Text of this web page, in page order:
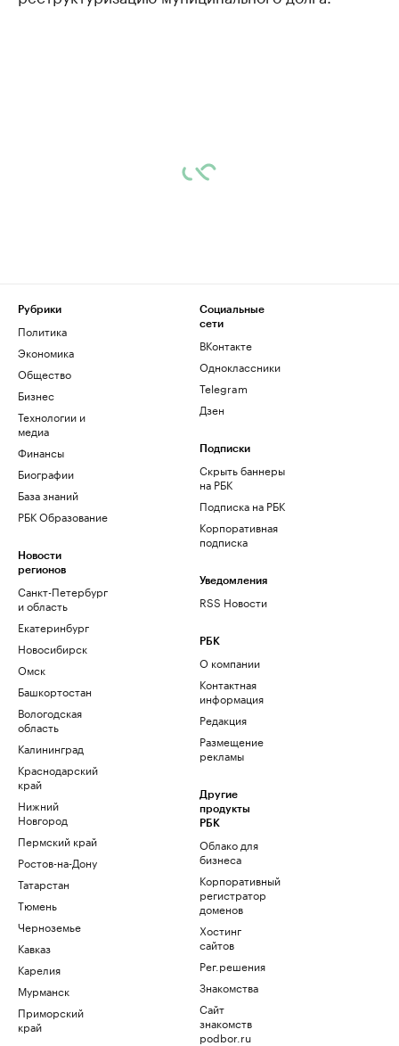
Рубрики
Политика
Экономика
Общество
Бизнес
Технологии и
медиа
Финансы
Биографии
База знаний
РБК Образование
Новости
регионов
Санкт-Петербург
и область
Екатеринбург
Новосибирск
Омск
Башкортостан
Вологодская
область
Калининград
Краснодарский
край
Нижний
Новгород
Пермский край
Ростов-на-Дону
Татарстан
Тюмень
Черноземье
Кавказ
Карелия
Мурманск
Приморский
край
Социальные
сети
ВКонтакте
Одноклассники
Telegram
Дзен
Подписки
Скрыть баннеры
на РБК
Подписка на РБК
Корпоративная
подписка
Уведомления
RSS Новости
РБК
О компании
Контактная
информация
Редакция
Размещение
рекламы
Другие
продукты
РБК
Облако для
бизнеса
Корпоративный
регистратор
доменов
Хостинг
сайтов
Рег.решения
Знакомства
Сайт
знакомств
podbor.ru